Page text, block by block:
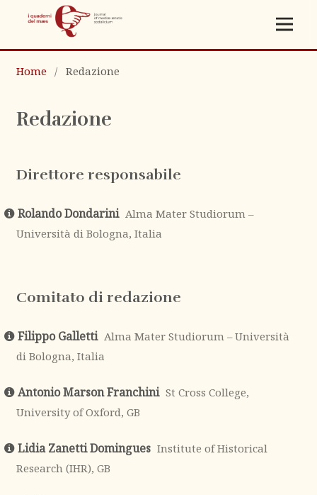
Home / Redazione
Redazione
Direttore responsabile
Rolando Dondarini Alma Mater Studiorum –
Università di Bologna, Italia
Comitato di redazione
Filippo Galletti Alma Mater Studiorum – Università
di Bologna, Italia
Antonio Marson Franchini St Cross College,
University of Oxford, GB
Lidia Zanetti Domingues Institute of Historical
Research (IHR), GB